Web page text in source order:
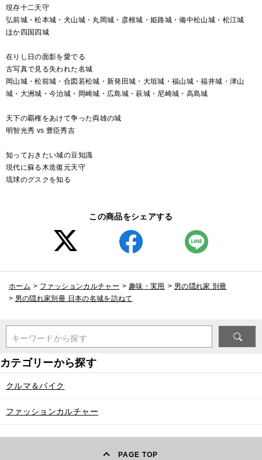
現存十二天守
弘前城・松本城・犬山城・丸岡城・彦根城・姫路城・備中松山城・松江城
ほか四国四城
在りし日の面影を愛でる
古写真で見る失われた名城
岡山城・松前城・合図若松城・新発田城・大垣城・福山城・福井城・津山
城・大洲城・今治城・岡崎城・広島城・萩城・尼崎城・高島城
天下の覇権をあけて争った両雄の城
明智光秀 vs 豊臣秀吉
知っておきたい城の豆知識
現代に蘇る木造復元天守
琉球のグスクを知る
この商品をシェアする
ホーム > ファッションカルチャー > 趣味・実用 > 男の隠れ家 別冊
> 男の隠れ家別冊 日本の名城を訪ねて
キーワードから探す
クルマ＆バイク
ファッションカルチャー
PAGE TOP